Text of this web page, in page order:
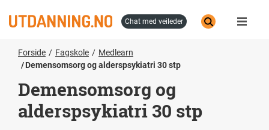
til
chat med veileder
Forside Fagskole
Medlearn
Demensomsorg og alderspsykiatri 30 stp
Demensomsorg og
alderspsykiatri 30 stp